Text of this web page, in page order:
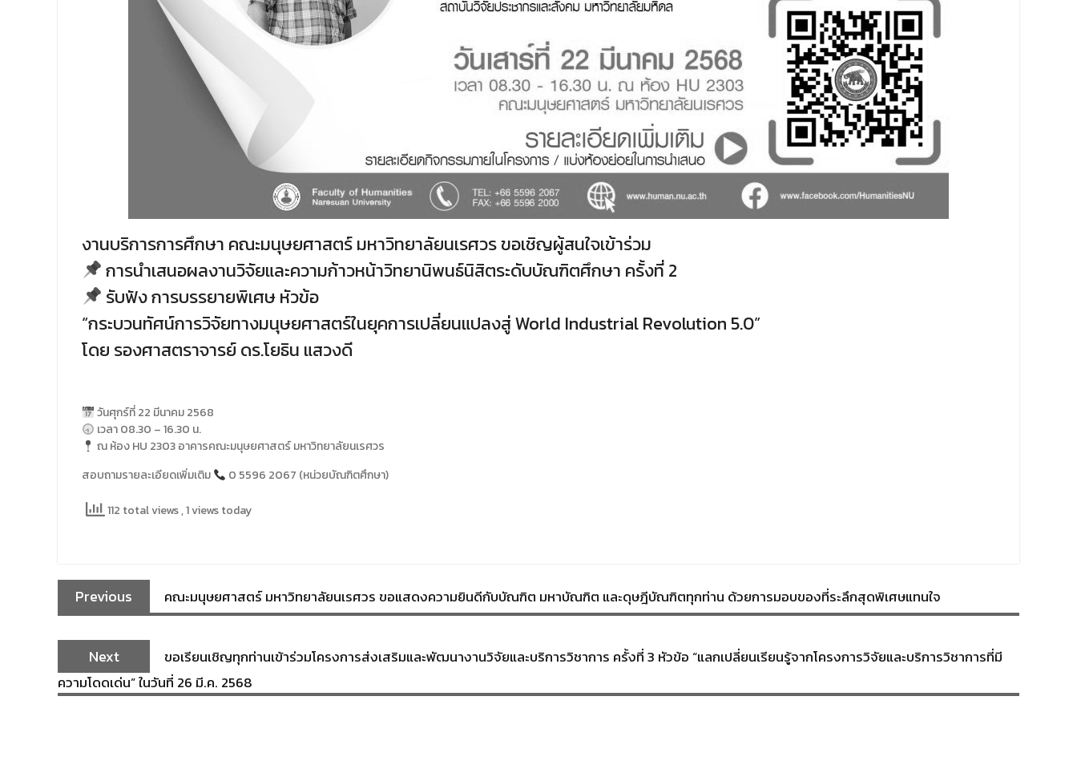
งานบริการการศึกษา คณะมนุษยศาสตร์ มหาวิทยาลัยนเรศวร ขอเชิญผู้สนใจเข้าร่วม
การนำเสนอผลงานวิจัยและความก้าวหน้าวิทยานิพนธ์นิสิตระดับบัณฑิตศึกษา ครั้งที่ 2
รับฟัง การบรรยายพิเศษ หัวข้อ
“กระบวนทัศน์การวิจัยทางมนุษยศาสตร์ในยุคการเปลี่ยนแปลงสู่ World Industrial Revolution 5.0”
โดย รองศาสตราจารย์ ดร.โยธิน แสวงดี
วันศุกร์ที่ 22 มีนาคม 2568
เวลา 08.30 – 16.30 น.
ณ ห้อง HU 2303 อาคารคณะมนุษยศาสตร์ มหาวิทยาลัยนเรศวร
สอบถามรายละเอียดเพิ่มเติม
0 5596 2067 (หน่วยบัณฑิตศึกษา)
112 total views, 1 views today
Previous คณะมนุษยศาสตร์ มหาวิทยาลัยนเรศวร ขอแสดงความยินดีกับบัณฑิต มหาบัณฑิต และดุษฎีบัณฑิตทุกท่าน ด้วยการมอบของที่ระลึกสุดพิเศษแทนใจ
Next
ขอเรียนเชิญทุกท่านเข้าร่วมโครงการส่งเสริมและพัฒนางานวิจัยและบริการวิชาการ ครั้งที่ 3 หัวข้อ “แลกเปลี่ยนเรียนรู้จากโครงการวิจัยและบริการวิชาการที่มี
ความโดดเด่น” ในวันที่ 26 มี.ค. 2568